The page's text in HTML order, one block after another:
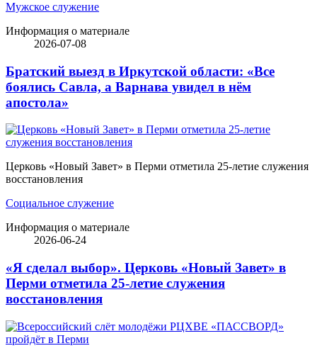
Мужское служение
Информация о материале
2026-07-08
Братский выезд в Иркутской области: «Все
боялись Савла, а Варнава увидел в нём
апостола»
Церковь «Новый Завет» в Перми отметила 25-летие служения
восстановления
Социальное служение
Информация о материале
2026-06-24
«Я сделал выбор». Церковь «Новый Завет» в
Перми отметила 25-летие служения
восстановления